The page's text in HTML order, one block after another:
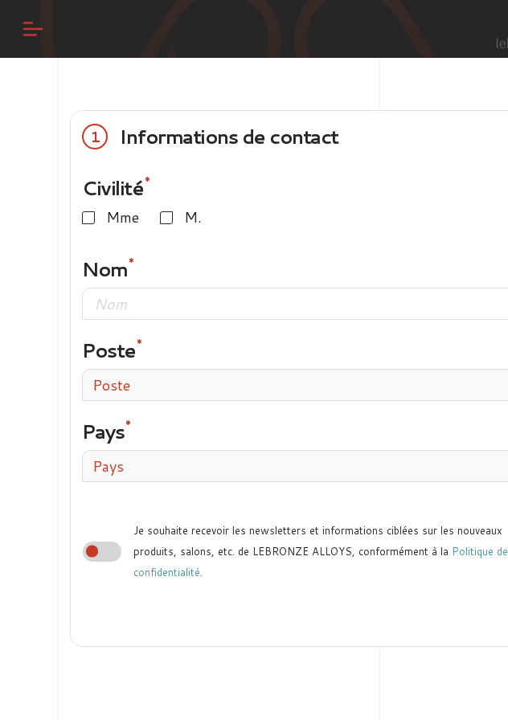
1
Informations de contact
Civilité
Mme M.
Nom
Poste
Poste
Pays
Pays
Je souhaite recevoir les newsletters et informations ciblées sur les nouveaux
produits, salons, etc. de LEBRONZE ALLOYS, conformément à la Politique de
confidentialité.